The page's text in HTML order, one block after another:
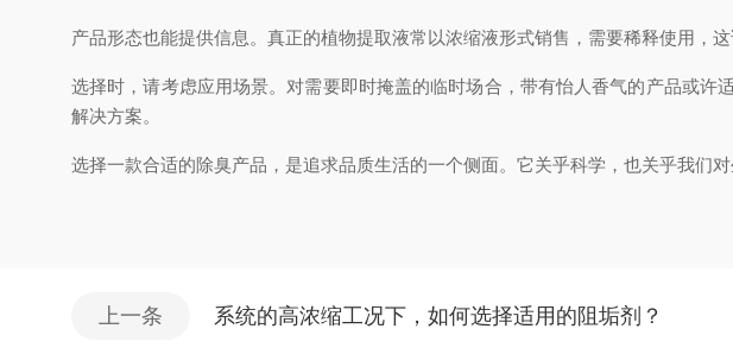
产品形态也能提供信息。真正的植物提取液常以浓缩液形式销售，需要稀释使用，
选择时，请考虑应用场景。对需要即时掩盖的临时场合，带有怡人香气的产品或
解决方案。
选择一款合适的除臭产品，是追求品质生活的一个侧面。它关乎科学，也关乎我们
上一条 系统的高浓缩工况下，如何选择适用的阻垢剂？